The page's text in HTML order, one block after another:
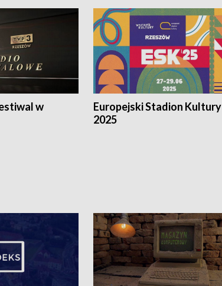
w
Europejski Stadion Kultury
2025